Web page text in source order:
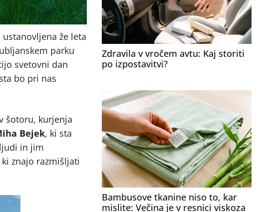
že leta
parku
svetovni dan
bo pri nas
šotoru, kurjenja
Bejek, ki sta
in jim
znajo razmišljati
Zdravila v vročem avtu: Kaj storiti
po izpostavitvi?
Bambusove tkanine niso to, kar
mislite: Večina je v resnici viskoza